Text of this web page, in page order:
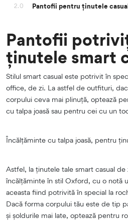
2.0 Pantofii pentru ținutele
Pantofii
ținutele smart
Stilul smart casual este potrivit în
office, de zi. La astfel de outfituri,
corpului ceva mai plinuță, optează
cu talpa joasă sau pentru cei cu un
Încălțăminte cu talpa joasă, pentru
Astfel, la ținutele tale smart casual
încălțăminte în stil Oxford, cu o notă
aceasta fiind potrivită în special la
Dacă forma corpului tău este de tip
și șoldurile mai late, optează pentru